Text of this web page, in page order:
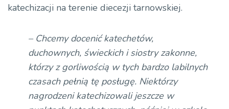
katechizacji na terenie diecezji tarnowskiej.
– Chcemy docenić katechetów,
duchownych, świeckich i siostry zakonne,
którzy z gorliwością w tych bardzo labilnych
czasach pełnią tę posługę. Niektórzy
nagrodzeni katechizowali jeszcze w